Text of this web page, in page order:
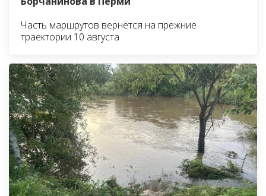
Часть маршрутов вернётся на прежние
траектории 10 августа